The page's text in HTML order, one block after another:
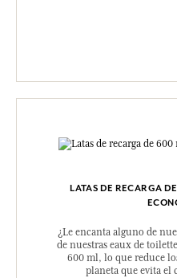
LATAS DE RECARGA
¿Le encanta alguno de
de nuestras eaux de
600 ml, lo que reduce
planeta que evita el